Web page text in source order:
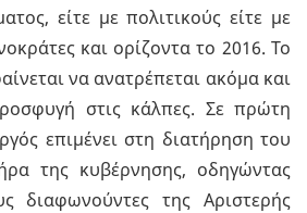
είτε με πολιτικούς είτε με
και ορίζοντα το 2016. Το
να ανατρέπεται ακόμα και
στις κάλπες. Σε πρώτη
επιμένει στη διατήρηση του
της κυβέρνησης, οδηγώντας
διαφωνούντες της Αριστερής